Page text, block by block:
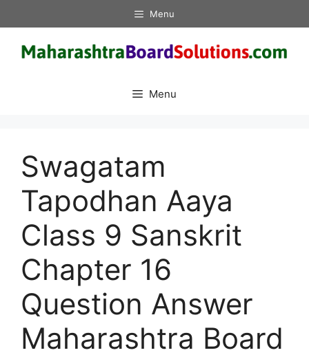
to
content
Menu
Menu
Swagatam
Tapodhan Aaya
Class 9 Sanskrit
Chapter 16
Question Answer
Maharashtra Board